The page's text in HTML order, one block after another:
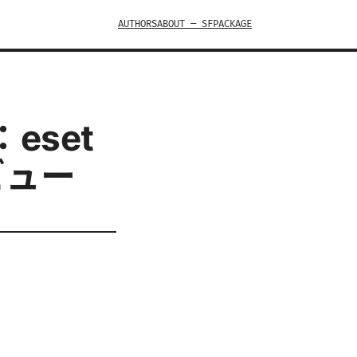
AUTHORSABOUT — SFPACKAGE
eset
ー